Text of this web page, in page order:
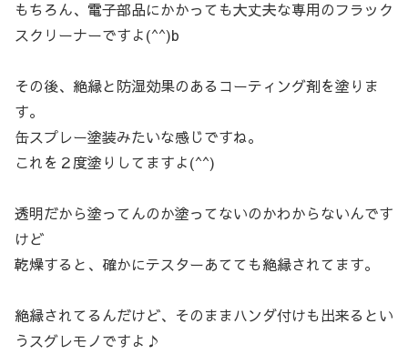
もちろん、電子部品にかかっても大丈夫な専用のフラック
スクリーナーですよ(^^)b
その後、絶縁と防湿効果のあるコーティング剤を塗りま
す。
缶スプレー塗装みたいな感じですね。
これを２度塗りしてますよ(^^)
透明だから塗ってんのか塗ってないのかわからないんです
けど
乾燥すると、確かにテスターあてても絶縁されてます。
絶縁されてるんだけど、そのままハンダ付けも出来るとい
うスグレモノですよ♪